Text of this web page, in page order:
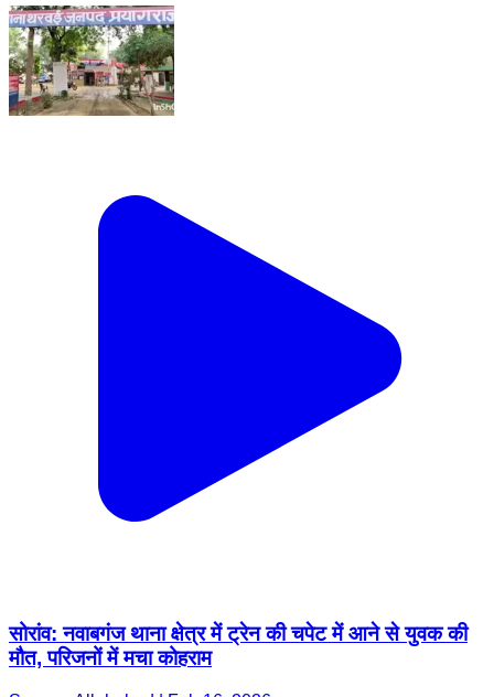
सोरांव: नवाबगंज थाना क्षेत्र में ट्रेन की चपेट में आने से युवक की
मौत, परिजनों में मचा कोहराम